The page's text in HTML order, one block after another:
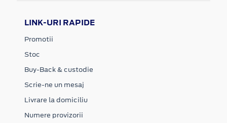
LINK-URI RAPIDE
Promotii
Stoc
Buy-Back & custodie
Scrie-ne un mesaj
Livrare la domiciliu
Numere provizorii